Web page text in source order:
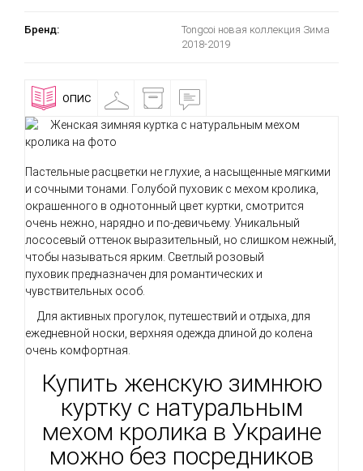
Бренд:
Tongcoi новая коллекция Зима
2018-2019
ОПИС ПРИМІРОЧНАДОСТАВКА
Пастельные расцветки не глухие, а насыщенные мягкими
и сочными тонами. Голубой пуховик с мехом кролика,
окрашенного в однотонный цвет куртки, смотрится
очень нежно, нарядно и по-девичьему. Уникальный
лососевый оттенок выразительный, но слишком нежный,
чтобы называться ярким. Светлый розовый
пуховик предназначен для романтических и
чувствительных особ.
Для активных прогулок, путешествий и отдыха, для
ежедневной носки, верхняя одежда длиной до колена
очень комфортная.
Купить женскую зимнюю
куртку с натуральным
мехом кролика в Украине
можно без посредников